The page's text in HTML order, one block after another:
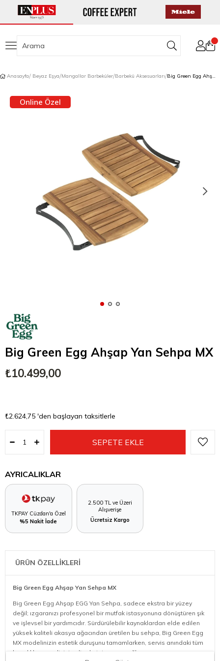
Anasayfa Beyaz Eşya Mangallar Barbeküler Barbekü Aksesuarları Big Green Egg Ahşap Yan Sehpa MX
Online Özel
Big Green Egg Ahşap Yan Sehpa MX
₺10.499,00
₺2.624,75 'den başlayan taksitlerle
AYRICALIKLAR
TKPAY Cüzdan'a Özel
%5 Nakit İade
2.500 TL ve Üzeri
Alışverişe
Ücretsiz Kargo
ÜRÜN ÖZELLİKLERİ
Big Green Egg Ahşap Yan Sehpa MX
Big Green Egg Ahşap EGG Yan Sehpa, sadece ekstra bir yüzey
değil; ızgaranızı profesyonel bir mutfak istasyonuna dönüştüren şık
ve işlevsel bir yardımcıdır. Sürdürülebilir kaynaklardan elde edilen
yüksek kaliteli akasya ağacından üretilen bu sehpa, Big Green Egg
MX modelinizin estetik duruşunu tamamlarken, servis anındaki tüm
hazırlıklarınızı elinizin altında tutmanızı sağlar.